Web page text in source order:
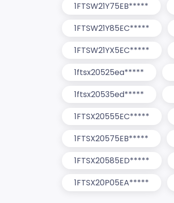
1FTSW21Y75EB*****
1FTSW21Y85EC*****
1FTSW21YX5EC*****
1ftsx20525ea*****
1ftsx20535ed*****
1FTSX20555EC*****
1FTSX20575EB*****
1FTSX20585ED*****
1FTSX20P05EA*****